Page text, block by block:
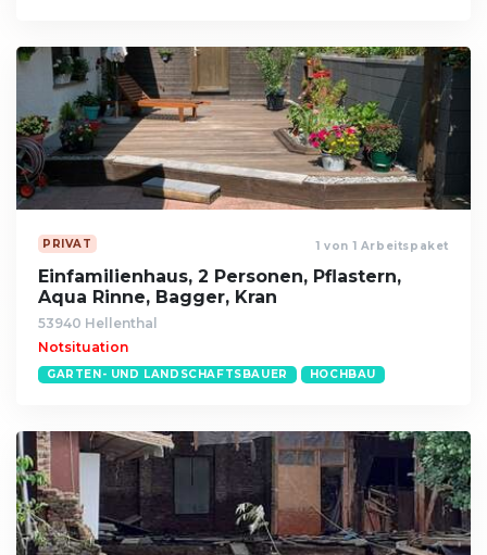
PRIVAT 1 von 1 Arbeitspaket
Einfamilienhaus, 2 Personen, Pflastern,
Aqua Rinne, Bagger, Kran
53940 Hellenthal
Notsituation
GARTEN- UND LANDSCHAFTSBAUER HOCHBAU